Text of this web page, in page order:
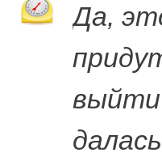
Да,
выйти